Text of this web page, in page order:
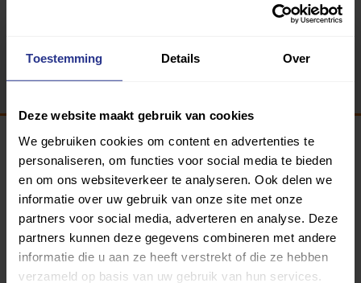
Toestemming Details Over
Deze website maakt gebruik van cookies
We gebruiken cookies om content en advertenties te
personaliseren, om functies voor social media te bieden
en om ons websiteverkeer te analyseren. Ook delen we
informatie over uw gebruik van onze site met onze
partners voor social media, adverteren en analyse. Deze
partners kunnen deze gegevens combineren met andere
informatie die u aan ze heeft verstrekt of die ze hebben
verzameld op basis van uw gebruik van hun services.
Programma van:
340 gemeenten
Partners: